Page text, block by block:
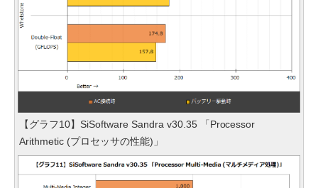
【グラフ10】SiSoftware Sandra v30.35 「Processor
Arithmetic (プロセッサの性能)」